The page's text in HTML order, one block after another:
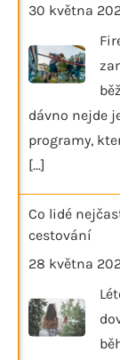
30 května
dávno nejde
programy,
[...]
Co lidé
cestování
28 května